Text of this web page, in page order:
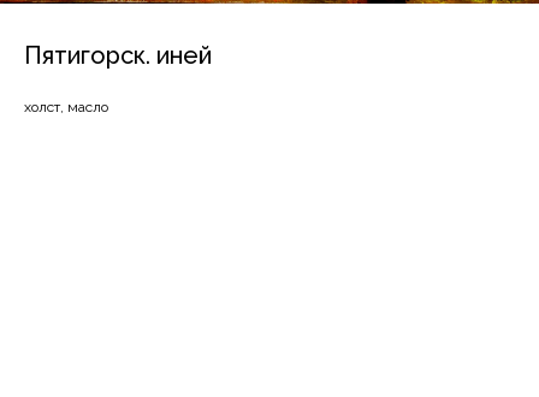
Пятигорск. иней
холст, масло